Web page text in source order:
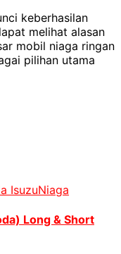
keberhasilan
melihat alasan
mobil niaga ringan
pilihan utama
Long & Short